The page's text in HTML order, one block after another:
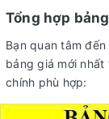
Tổng hợp
Bạn quan tâm
bảng giá mới
chính phù hợp: